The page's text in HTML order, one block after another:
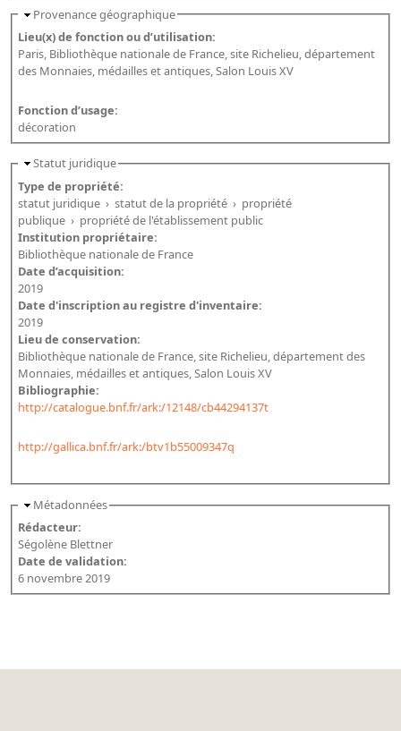
Appel à chercheurs : bourse Comité d’histoire de la BnF
Appel à projets
Faire une suggestion de recherche
Provenance géographique
Lieu(x) de fonction ou d’utilisation:
Paris, Bibliothèque nationale de France, site Richelieu, département
des Monnaies, médailles et antiques, Salon Louis XV
Fonction d’usage:
décoration
Statut juridique
Type de propriété:
statut juridique › statut de la propriété › propriété
publique › propriété de l'établissement public
Institution propriétaire:
Bibliothèque nationale de France
Date d’acquisition:
2019
Date d'inscription au registre d'inventaire:
2019
Lieu de conservation:
Bibliothèque nationale de France, site Richelieu, département des
Monnaies, médailles et antiques, Salon Louis XV
Bibliographie:
http://catalogue.bnf.fr/ark:/12148/cb44294137t
http://gallica.bnf.fr/ark:/btv1b55009347q
Métadonnées
Rédacteur:
Ségolène Blettner
Date de validation:
6 novembre 2019